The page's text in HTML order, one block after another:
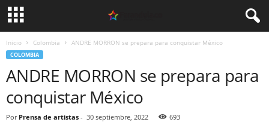
Inicio Colombia ANDRE MORRON se prepara para conquistar México
COLOMBIA
ANDRE MORRON se prepara para
conquistar México
Por Prensa de artistas - 30 septiembre, 2022 693